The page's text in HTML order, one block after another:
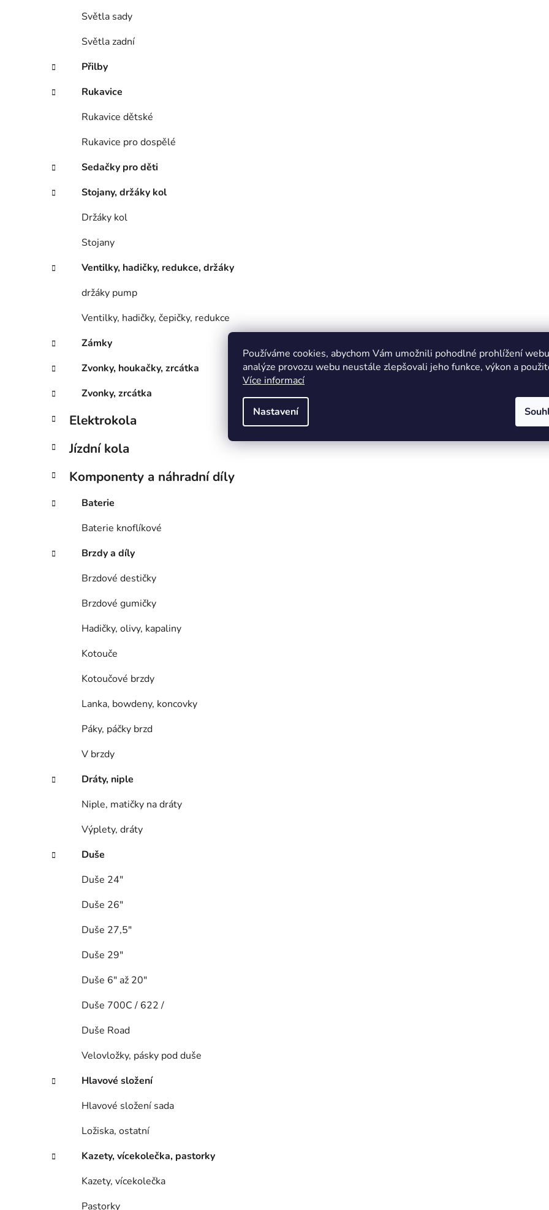
Používáme cookies, abychom Vám umožnili pohodlné prohlížení
analýze provozu webu neustále zlepšovali jeho funkce, výkon a
Více informací
Nastavení
Světla sady
Světla zadní
Přilby
Rukavice
Rukavice dětské
Rukavice pro dospělé
Sedačky pro děti
Stojany, držáky kol
Držáky kol
Stojany
Ventilky, hadičky, redukce, držáky
držáky pump
Ventilky, hadičky, čepičky, redukce
Zámky
Zvonky, houkačky, zrcátka
Zvonky, zrcátka
Elektrokola
Jízdní kola
Komponenty a náhradní díly
Baterie
Baterie knoflíkové
Brzdy a díly
Brzdové destičky
Brzdové gumičky
Hadičky, olivy, kapaliny
Kotouče
Kotoučové brzdy
Lanka, bowdeny, koncovky
Páky, páčky brzd
V brzdy
Dráty, niple
Niple, matičky na dráty
Výplety, dráty
Duše
Duše 24"
Duše 26"
Duše 27,5"
Duše 29"
Duše 6" až 20"
Duše 700C / 622 /
Duše Road
Velovložky, pásky pod duše
Hlavové složení
Hlavové složení sada
Ložiska, ostatní
Kazety, vícekolečka, pastorky
Kazety, vícekolečka
Pastorky